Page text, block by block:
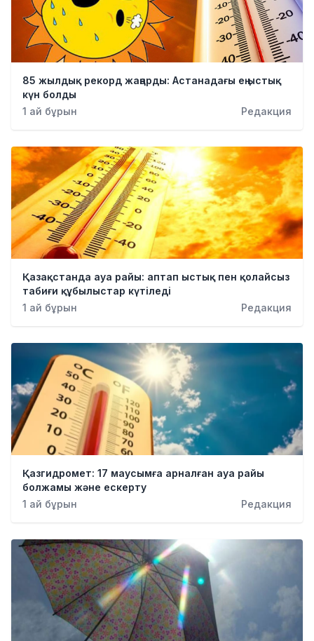
85 жылдық рекорд жаңарды: Астанадағы ең ыстық
күн болды
1 ай бұрын
Редакция
Қазақстанда ауа райы: аптап ыстық пен қолайсыз
табиғи құбылыстар күтіледі
1 ай бұрын
Редакция
Қазгидромет: 17 маусымға арналған ауа райы
болжамы және ескерту
1 ай бұрын
Редакция